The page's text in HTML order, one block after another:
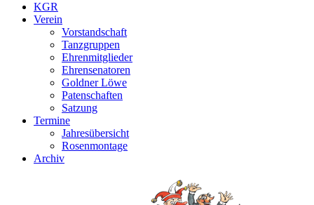
KGR
Verein
Vorstandschaft
Tanzgruppen
Ehrenmitglieder
Ehrensenatoren
Goldner Löwe
Patenschaften
Satzung
Termine
Jahresübersicht
Rosenmontage
Archiv